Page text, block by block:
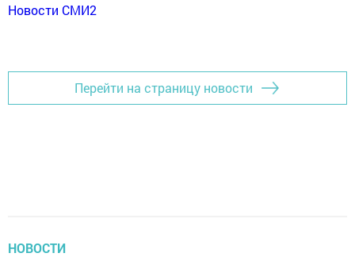
Новости СМИ2
Перейти на страницу новости
НОВОСТИ